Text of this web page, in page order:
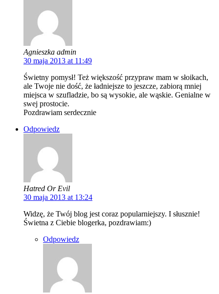
Agnieszka admin
30 maja 2013 at 11:49
Świetny pomysł! Też większość przypraw mam w słoikach,
ale Twoje nie dość, że ładniejsze to jeszcze, zabiorą mniej
miejsca w szufladzie, bo są wysokie, ale wąskie. Genialne w
swej prostocie.
Pozdrawiam serdecznie
Odpowiedz
Hatred Or Evil
30 maja 2013 at 13:24
Widzę, że Twój blog jest coraz popularniejszy. I słusznie!
Świetna z Ciebie blogerka, pozdrawiam:)
Odpowiedz